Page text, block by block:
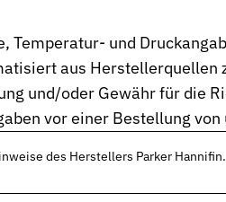
und
aus
und/oder Gewähr für die
vor einer Bestellung von
des Herstellers Parker Hannifin.